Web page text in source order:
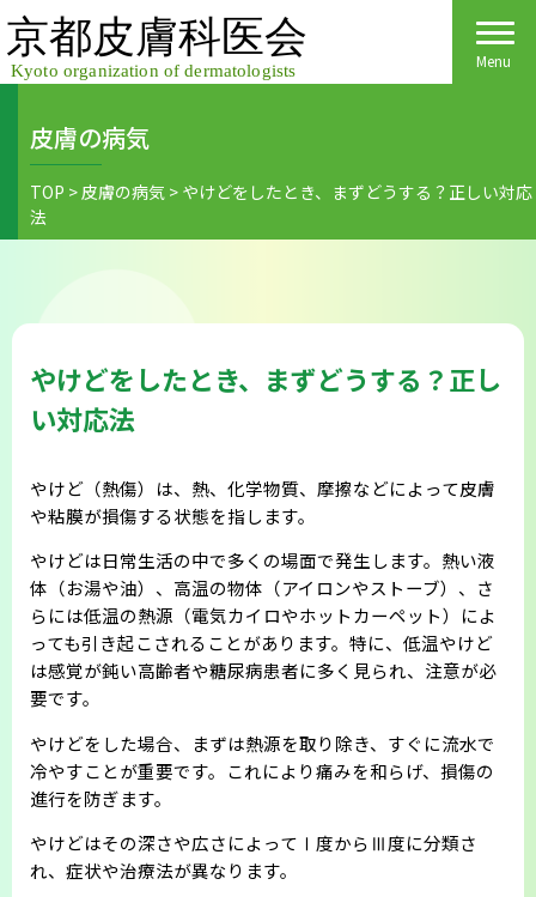
Skip
to
content
Menu
Home
皮膚の日
会員様へごあいさつ
ご入会方法
会員様へ
保険診療
会則
皮膚の病気
TOP >皮膚の病気 > やけどをしたとき、まずどうする？正しい対応
法
やけどをしたとき、まずどうする？正し
い対応法
やけど（熱傷）は、熱、化学物質、摩擦などによって皮膚
や粘膜が損傷する状態を指します。
やけどは日常生活の中で多くの場面で発生します。熱い液
体（お湯や油）、高温の物体（アイロンやストーブ）、さ
らには低温の熱源（電気カイロやホットカーペット）によ
っても引き起こされることがあります。特に、低温やけど
は感覚が鈍い高齢者や糖尿病患者に多く見られ、注意が必
要です。
やけどをした場合、まずは熱源を取り除き、すぐに流水で
冷やすことが重要です。これにより痛みを和らげ、損傷の
進行を防ぎます。
やけどはその深さや広さによってⅠ度からⅢ度に分類さ
れ、症状や治療法が異なります。